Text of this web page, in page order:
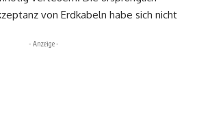
von Erdkabeln habe sich nicht
- Anzeige -